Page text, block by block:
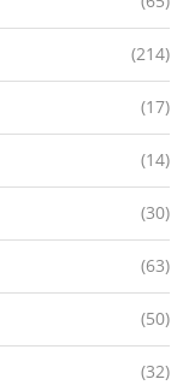
(214)
(17)
(14)
(30)
(63)
(50)
(32)